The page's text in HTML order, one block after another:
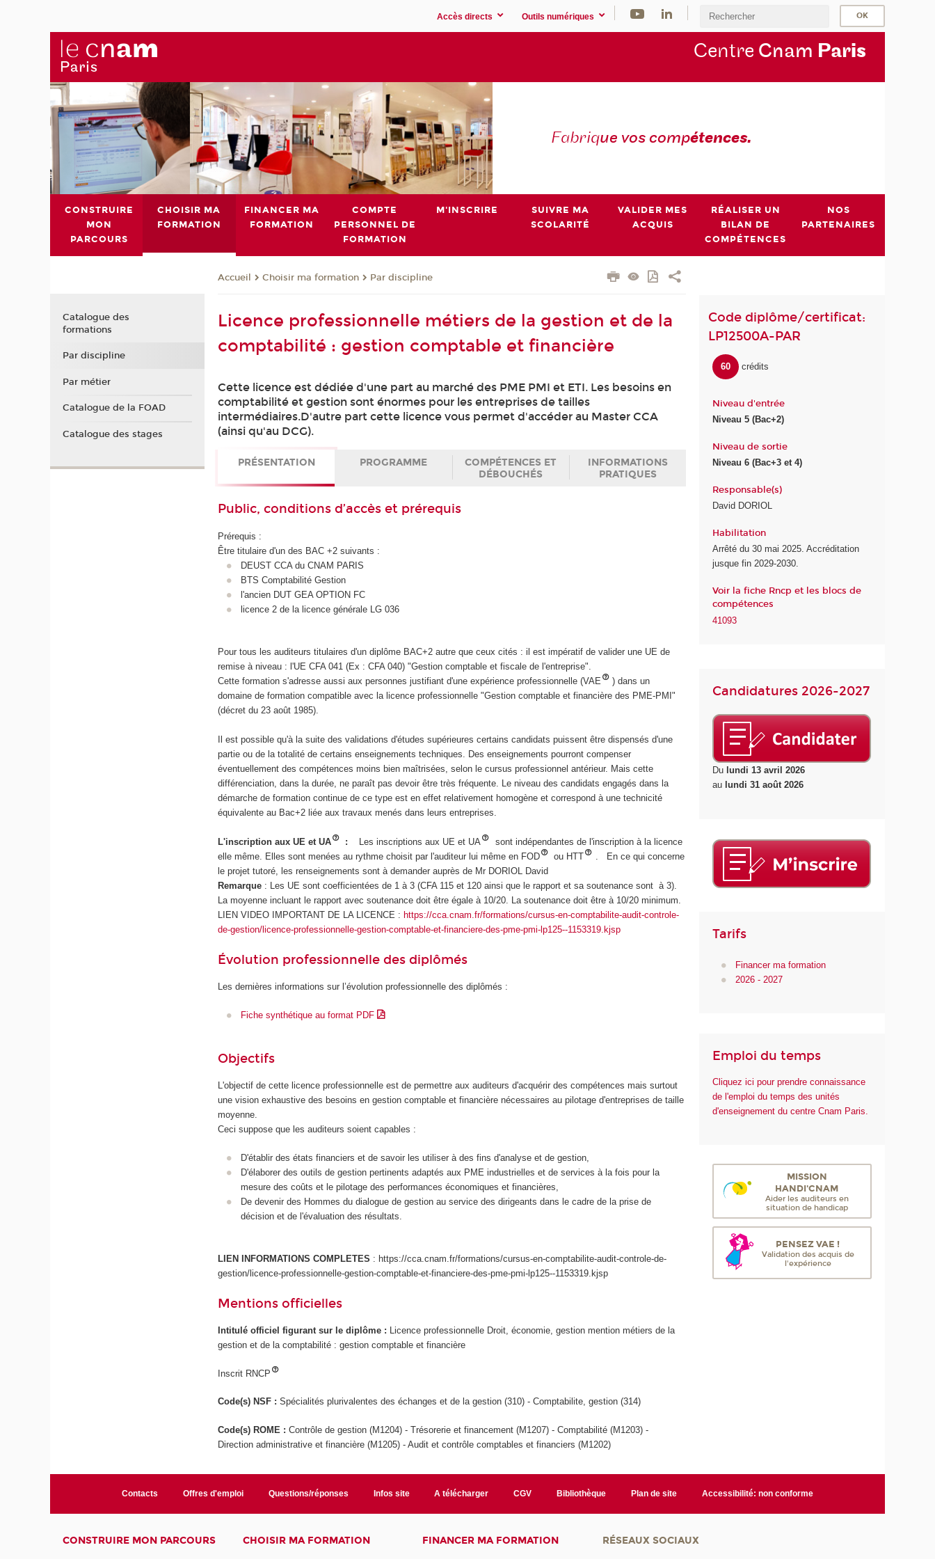
Accès directs Outils numériques
Centre Cnam Paris
Fabrique vos compétences.
CONSTRUIRE
MON
PARCOURS
CHOISIR MA
FORMATION
FINANCER MA
FORMATION
COMPTE
PERSONNEL DE
FORMATION
M'INSCRIRE
SUIVRE MA
SCOLARITÉ
VALIDER MES
ACQUIS
RÉALISER UN
BILAN DE
COMPÉTENCES
NOS
PARTENAIRES
Accueil Choisir ma formation Par discipline
Licence professionnelle métiers de la gestion et de la
comptabilité : gestion comptable et financière
Cette licence est dédiée d'une part au marché des PME PMI et ETI. Les besoins en
comptabilité et gestion sont énormes pour les entreprises de tailles
intermédiaires.D'autre part cette licence vous permet d'accéder au Master CCA
(ainsi qu'au DCG).
PRÉSENTATION PROGRAMME
COMPÉTENCES ET
DÉBOUCHÉS
INFORMATIONS
PRATIQUES
Public, conditions d’accès et prérequis
Prérequis :
Être titulaire d'un des BAC +2 suivants :
DEUST CCA du CNAM PARIS
BTS Comptabilité Gestion
l'ancien DUT GEA OPTION FC
licence 2 de la licence générale LG 036
Pour tous les auditeurs titulaires d'un diplôme BAC+2 autre que ceux cités : il est impératif de valider une UE de
remise à niveau : l'UE CFA 041 (Ex : CFA 040) "Gestion comptable et fiscale de l'entreprise".
Cette formation s'adresse aussi aux personnes justifiant d'une expérience professionnelle (VAE
) dans un
domaine de formation compatible avec la licence professionnelle "Gestion comptable et financière des PME-PMI"
(décret du 23 août 1985).
Il est possible qu'à la suite des validations d'études supérieures certains candidats puissent être dispensés d'une
partie ou de la totalité de certains enseignements techniques. Des enseignements pourront compenser
éventuellement des compétences moins bien maîtrisées, selon le cursus professionnel antérieur. Mais cette
différenciation, dans la durée, ne paraît pas devoir être très fréquente. Le niveau des candidats engagés dans la
démarche de formation continue de ce type est en effet relativement homogène et correspond à une technicité
équivalente au Bac+2 liée aux travaux menés dans leurs entreprises.
L'inscription aux UE et UA : Les inscriptions aux UE et UA
sont indépendantes de l'inscription à la licence
elle même. Elles sont menées au rythme choisit par l'auditeur lui même en FOD
ou HTT
. En ce qui concerne
le projet tutoré, les renseignements sont à demander auprès de Mr DORIOL David
Remarque : Les UE sont coefficientées de 1 à 3 (CFA 115 et 120 ainsi que le rapport et sa soutenance sont à 3).
La moyenne incluant le rapport avec soutenance doit être égale à 10/20. La soutenance doit être à 10/20 minimum.
LIEN VIDEO IMPORTANT DE LA LICENCE : https://cca.cnam.fr/formations/cursus-en-comptabilite-audit-controle-
de-gestion/licence-professionnelle-gestion-comptable-et-financiere-des-pme-pmi-lp125--1153319.kjsp
Évolution professionnelle des diplômés
Les dernières informations sur l’évolution professionnelle des diplômés :
Fiche synthétique au format PDF
Objectifs
L'objectif de cette licence professionnelle est de permettre aux auditeurs d'acquérir des compétences mais surtout
une vision exhaustive des besoins en gestion comptable et financière nécessaires au pilotage d'entreprises de taille
moyenne.
Ceci suppose que les auditeurs soient capables :
D'établir des états financiers et de savoir les utiliser à des fins d'analyse et de gestion,
D'élaborer des outils de gestion pertinents adaptés aux PME industrielles et de services à la fois pour la
mesure des coûts et le pilotage des performances économiques et financières,
De devenir des Hommes du dialogue de gestion au service des dirigeants dans le cadre de la prise de
décision et de l'évaluation des résultats.
LIEN INFORMATIONS COMPLETES : https://cca.cnam.fr/formations/cursus-en-comptabilite-audit-controle-de-
gestion/licence-professionnelle-gestion-comptable-et-financiere-des-pme-pmi-lp125--1153319.kjsp
Mentions officielles
Intitulé officiel figurant sur le diplôme : Licence professionnelle Droit, économie, gestion mention métiers de la
gestion et de la comptabilité : gestion comptable et financière
Inscrit RNCP
Code(s) NSF :Spécialités plurivalentes des échanges et de la gestion (310) - Comptabilite, gestion (314)
Code(s) ROME :Contrôle de gestion (M1204) - Trésorerie et financement (M1207) - Comptabilité (M1203) -
Direction administrative et financière (M1205) - Audit et contrôle comptables et financiers (M1202)
Code diplôme/certificat:
LP12500A-PAR
60 crédits
Niveau d'entrée
Niveau 5 (Bac+2)
Niveau de sortie
Niveau 6 (Bac+3 et 4)
Responsable(s)
David DORIOL
Habilitation
Arrêté du 30 mai 2025. Accréditation
jusque fin 2029-2030.
Voir la fiche Rncp et les blocs de
compétences
41093
Candidatures 2026-2027
Du lundi 13 avril 2026
au lundi 31 août 2026
Tarifs
Financer ma formation
2026 - 2027
Emploi du temps
Cliquez ici pour prendre connaissance
de l'emploi du temps des unités
d'enseignement du centre Cnam Paris.
MISSION
HANDI'CNAM
Aider les auditeurs en
situation de handicap
PENSEZ VAE !
Validation des acquis de
l'expérience
Catalogue des
formations
Par discipline
Par métier
Catalogue de la FOAD
Catalogue des stages
Contacts Offres d'emploi Questions/réponses Infos site A télécharger CGV Bibliothèque Plan de site Accessibilité: non conforme
CONSTRUIRE MON PARCOURS CHOISIR MA FORMATION FINANCER MA FORMATION RÉSEAUX SOCIAUX